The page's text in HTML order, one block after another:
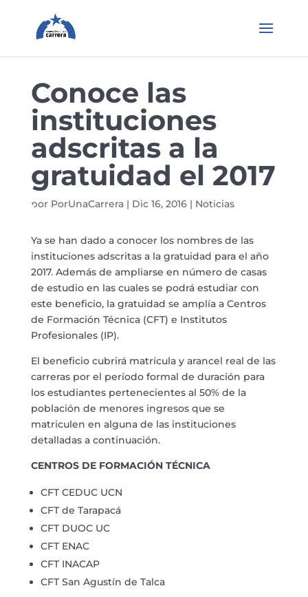
Conoce las
instituciones
adscritas a la
gratuidad el 2017
por PorUnaCarrera| Dic 16, 2016| Noticias
Ya se han dado a conocer los nombres de las
instituciones adscritas a la gratuidad para el año
2017. Además de ampliarse en número de casas
de estudio en las cuales se podrá estudiar con
este beneficio, la gratuidad se amplía a Centros
de Formación Técnica (CFT) e Institutos
Profesionales (IP).
El beneficio cubrirá matrícula y arancel real de las
carreras por el período formal de duración para
los estudiantes pertenecientes al 50% de la
población de menores ingresos que se
matriculen en alguna de las instituciones
detalladas a continuación.
CENTROS DE FORMACIÓN TÉCNICA
CFT CEDUC UCN
CFT de Tarapacá
CFT DUOC UC
CFT ENAC
CFT INACAP
CFT San Agustín de Talca